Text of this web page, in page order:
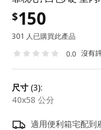
$150
301 人已購買此產品
0.0 沒有
尺寸 (3):
40x58 公分
適用便利箱宅配到